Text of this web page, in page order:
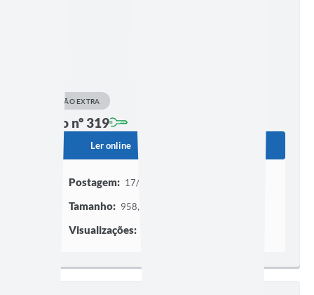
EDIÇÃO EXTRA
Edição nº 319
Ler online
Postagem: 17/02/2023 às 09h48
Tamanho: 958,29 KB | 3 páginas
Visualizações: